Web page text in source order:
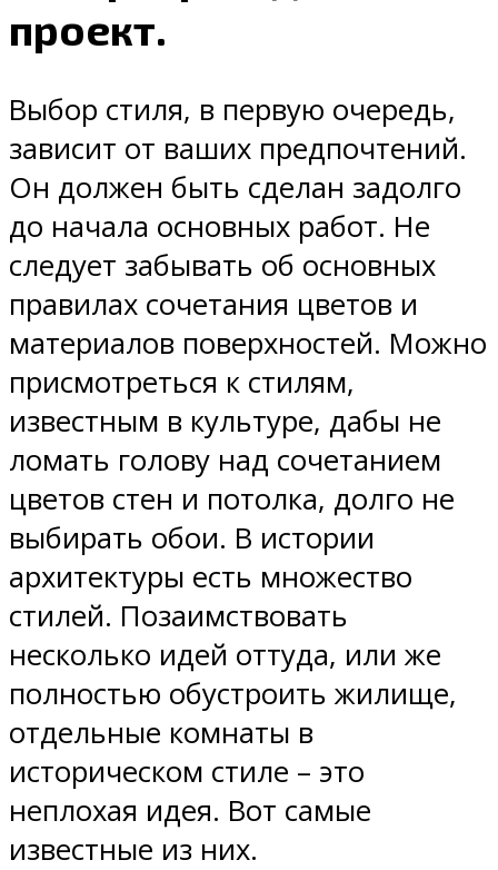
проект.
Выбор стиля, в первую очередь,
зависит от ваших предпочтений.
Он должен быть сделан задолго
до начала основных работ. Не
следует забывать об основных
правилах сочетания цветов и
материалов поверхностей. Можно
присмотреться к стилям,
известным в культуре, дабы не
ломать голову над сочетанием
цветов стен и потолка, долго не
выбирать обои. В истории
архитектуры есть множество
стилей. Позаимствовать
несколько идей оттуда, или же
полностью обустроить жилище,
отдельные комнаты в
историческом стиле – это
неплохая идея. Вот самые
известные из них.